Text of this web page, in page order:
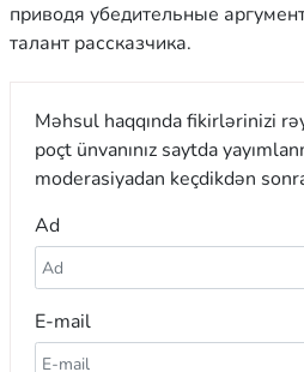
приводя убедительные
талант рассказчика.
Məhsul haqqında fikirlərinizi
poçt ünvanınız saytda
moderasiyadan keçdikdən
Ad
E-mail